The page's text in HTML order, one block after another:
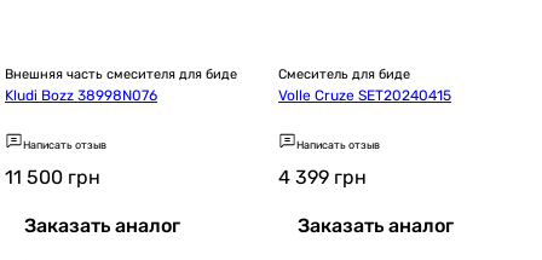
Внешняя часть смесителя для биде
Kludi Bozz 38998N076
Написать отзыв
11 500 грн
Заказать аналог
Смеситель для биде
Volle Cruze SET20240415
Написать отзыв
4 399 грн
Заказать аналог